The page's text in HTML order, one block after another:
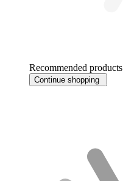
Recommended products
Continue shopping